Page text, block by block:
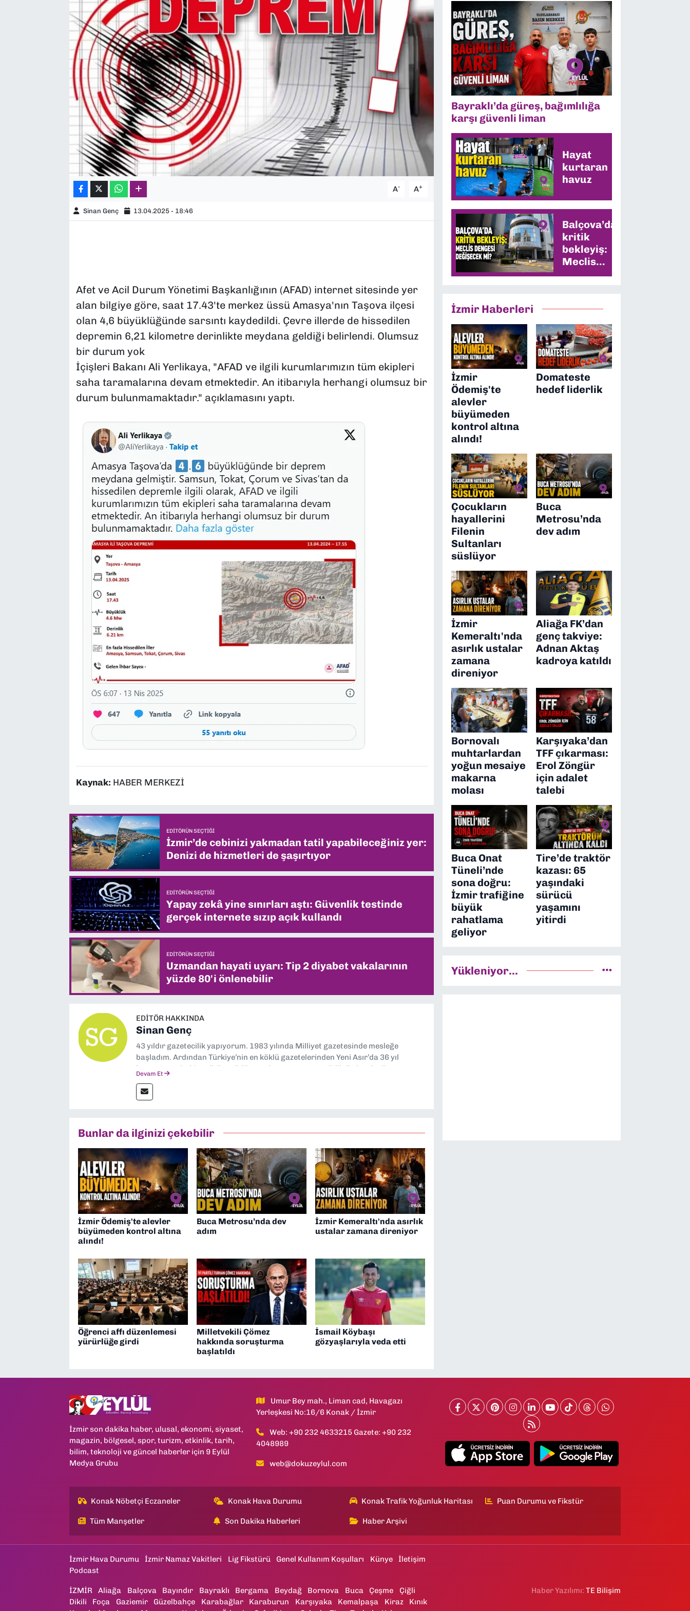
A- A+
Sinan Genç 13.04.2025 - 18:46
Afet ve Acil Durum Yönetimi Başkanlığının (AFAD) internet sitesinde yer
alan bilgiye göre, saat 17.43'te merkez üssü Amasya'nın Taşova ilçesi
olan 4,6 büyüklüğünde sarsıntı kaydedildi. Çevre illerde de hissedilen
depremin 6,21 kilometre derinlikte meydana geldiği belirlendi. Olumsuz
bir durum yok
İçişleri Bakanı Ali Yerlikaya, "AFAD ve ilgili kurumlarımızın tüm ekipleri
saha taramalarına devam etmektedir. An itibarıyla herhangi olumsuz bir
durum bulunmamaktadır." açıklamasını yaptı.
Kaynak: HABER MERKEZİ
EDITÖRÜN SEÇTIĞI
İzmir’de cebinizi yakmadan tatil yapabileceğiniz yer:
Denizi de hizmetleri de şaşırtıyor
EDITÖRÜN SEÇTIĞI
Yapay zekâ yine sınırları aştı: Güvenlik testinde
gerçek internete sızıp açık kullandı
EDITÖRÜN SEÇTIĞI
Uzmandan hayati uyarı: Tip 2 diyabet vakalarının
yüzde 80'i önlenebilir
EDITÖR HAKKINDA
Sinan Genç
43 yıldır gazetecilik yapıyorum. 1983 yılında Milliyet gazetesinde mesleğe
başladım. Ardından Türkiye’nin en köklü gazetelerinden Yeni Asır’da 36 yıl
boyunca muhabir, editör, müdür yardımcısı ve spor müdürü olarak görev
anda Dokuz Eylül Gazetesi'nde editörlük yapıyorum
Devam Et
Bunlar da ilginizi çekebilir
İzmir Ödemiş'te alevler
büyümeden kontrol altına
alındı!
Buca Metrosu’nda dev
adım
İzmir Kemeraltı'nda asırlık
ustalar zamana direniyor
Öğrenci affı düzenlemesi
yürürlüğe girdi
Milletvekili Çömez
hakkında soruşturma
başlatıldı
İsmail Köybaşı
gözyaşlarıyla veda etti
Bayraklı’da güreş, bağımlılığa
karşı güvenli liman
Hayat
kurtaran
havuz
Balçova’da
kritik
bekleyiş:
Meclis
dengesi
İzmir Haberleri
İzmir
Ödemiş'te
alevler
büyümeden
kontrol altına
alındı!
Domateste
hedef liderlik
Çocukların
hayallerini
Filenin
Sultanları
süslüyor
Buca
Metrosu’nda
dev adım
İzmir
Kemeraltı'nda
asırlık ustalar
zamana
direniyor
Aliağa FK’dan
genç takviye:
Adnan Aktaş
kadroya katıldı
Bornovalı
muhtarlardan
yoğun mesaiye
makarna
molası
Karşıyaka’dan
TFF çıkarması:
Erol Zöngür
için adalet
talebi
Buca Onat
Tüneli’nde
sona doğru:
İzmir trafiğine
büyük
rahatlama
geliyor
Tire’de traktör
kazası: 65
yaşındaki
sürücü
yaşamını
yitirdi
Yükleniyor...
İzmir son dakika haber, ulusal, ekonomi, siyaset,
magazin, bölgesel, spor, turizm, etkinlik, tarih,
bilim, teknoloji ve güncel haberler için 9 Eylül
Medya Grubu
Umur Bey mah., Liman cad, Havagazı
Yerleşkesi No:16/6 Konak / İzmir
Web: +90 232 4633215 Gazete: +90 232
4048989
web@dokuzeylul.com
Konak Nöbetçi Eczaneler Konak Hava Durumu Konak Trafik Yoğunluk Haritası Puan Durumu ve Fikstür
Tüm Manşetler Son Dakika Haberleri Haber Arşivi
İzmir Hava Durumu İzmir Namaz Vakitleri Lig Fikstürü Genel Kullanım Koşulları Künye
İletişim
Podcast
İZMİR Aliağa Balçova Bayındır Bayraklı Bergama Beydağ Bornova Buca Çeşme
Çiğli
Dikili
Foça Gaziemir Güzelbahçe Karabağlar Karaburun Karşıyaka Kemalpaşa Kiraz
Kınık
Haber Yazılımı:TE Bilişim
TEKNOLOJİ
YEREL YÖNETİMLER